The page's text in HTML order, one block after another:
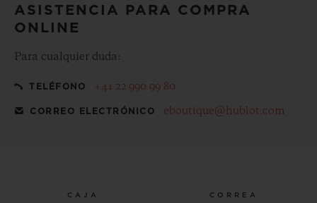
ASISTENCIA PARA COMPRA
ONLINE
Para cualquier duda:
TELÉFONO +41 22 990 99 80
CORREO ELECTRÓNICO eboutique@hublot.com
CAJA CORREA